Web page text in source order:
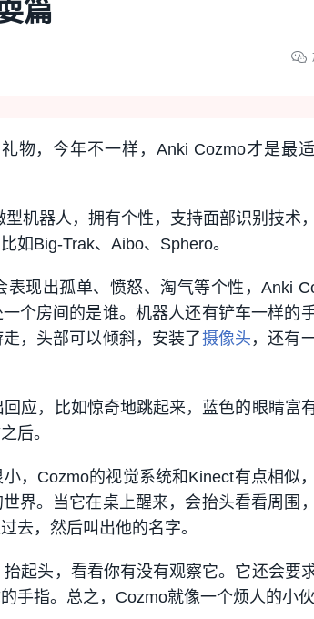
篇
物，今年不一样，Anki Cozmo才是最
型机器人，拥有个性，支持面部识别技术
如Big-Trak、Aibo、Sphero。
现出孤单、愤怒、淘气等个性，Anki
个房间的是谁。机器人还有铲车一样的
，头部可以倾斜，安装了摄像头 ，还有
应，比如惊奇地跳起来，蓝色的眼睛富
后。
，Cozmo的视觉系统和Kinect有点相似
界。当它在桌上醒来，会抬头看看周围
去，然后叫出他的名字。
起头，看看你有没有观察它。它还会要
手指。总之，Cozmo就像一个烦人的小